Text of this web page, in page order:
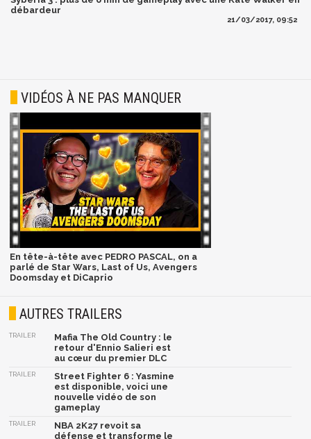
débardeur
21/03/2017, 09:52
VIDÉOS À NE PAS MANQUER
En tête-à-tête avec PEDRO PASCAL, on a
parlé de Star Wars, Last of Us, Avengers
Doomsday et DiCaprio
AUTRES TRAILERS
TRAILER
Mafia The Old Country : le
retour d'Ennio Salieri est
au cœur du premier DLC
TRAILER
Street Fighter 6 : Yasmine
est disponible, voici une
nouvelle vidéo de son
gameplay
TRAILER
NBA 2K27 revoit sa
défense et transforme le